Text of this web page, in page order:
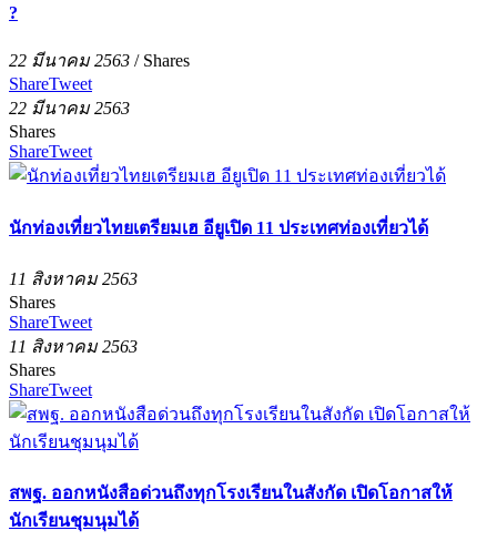
?
22 มีนาคม 2563 / Shares
ShareTweet
22 มีนาคม 2563
Shares
ShareTweet
นักท่องเที่ยวไทยเตรียมเฮ อียูเปิด 11 ประเทศท่องเที่ยวได้
11 สิงหาคม 2563
Shares
ShareTweet
11 สิงหาคม 2563
Shares
ShareTweet
สพฐ. ออกหนังสือด่วนถึงทุกโรงเรียนในสังกัด เปิดโอกาสให้
นักเรียนชุมนุมได้